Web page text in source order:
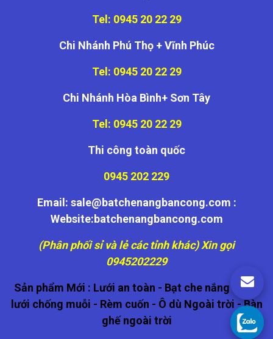
Tel: 0945 20 22 29
Chi Nhánh Phú Thọ + Vĩnh Phúc
Tel: 0945 20 22 29
Chi Nhánh Hòa Bình+ Sơn Tây
Tel: 0945 20 22 29
Thi công toàn quốc
0945 202 229
Email: sale@batchenangbancong.com :
Website:batchenangbancong.com
(Phân phối sỉ và lẻ các tỉnh khác) Xin gọi
0945202229
Sản phẩm Mới : Lưới an toàn - Bạt che nắng-
Cửa
lưới chống muỗi - Rèm cuốn - Ô dù Ngoài trời -Bàn
ghế ngoài trời